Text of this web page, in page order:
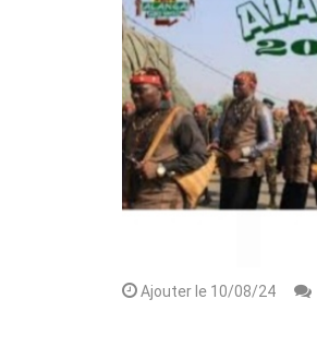
Ajouter le 10/08/24